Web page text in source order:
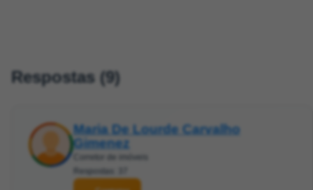
Respostas (9)
Maria De Lourde Carvalho
Gimenez